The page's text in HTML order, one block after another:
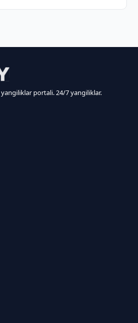
portali. 24/7 yangiliklar.